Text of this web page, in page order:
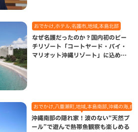
おでかけ,ホテル,名護市,地域,本島北部
なぜ名護だったのか？国内初のビー
チリゾート「コートヤード・バイ・
マリオット沖縄リゾート」に込めら
おでかけ,八重瀬町,地域,本島南部,沖縄の海,自
沖縄南部の隠れ家！波のない“天然プ
ール”で遊んで熱帯魚観察も楽しめる